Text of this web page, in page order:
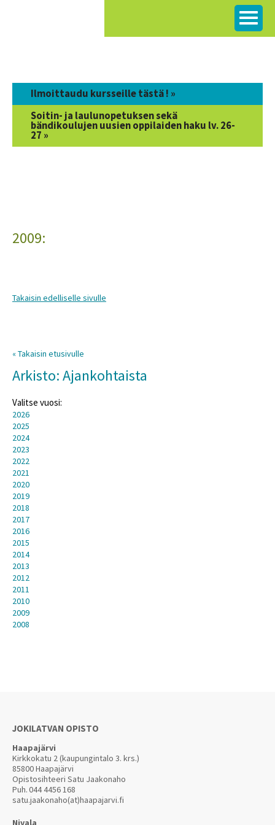
Ilmoittaudu kursseille tästä ! »
Soitin- ja laulunopetuksen sekä
bändikoulujen uusien oppilaiden haku lv. 26-
27 »
2009:
Takaisin edelliselle sivulle
« Takaisin etusivulle
Arkisto: Ajankohtaista
Valitse vuosi:
2026
2025
2024
2023
2022
2021
2020
2019
2018
2017
2016
2015
2014
2013
2012
2011
2010
2009
2008
JOKILATVAN OPISTO
Haapajärvi
Kirkkokatu 2 (kaupungintalo 3. krs.)
85800 Haapajärvi
Opistosihteeri Satu Jaakonaho
Puh.044 4456 168
satu.jaakonaho(at)haapajarvi.fi
Nivala